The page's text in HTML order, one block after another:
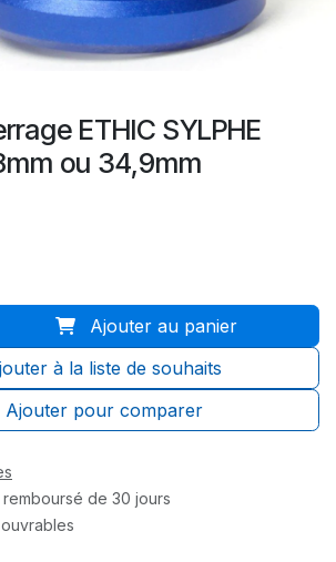
ETHIC SYLPHE
ou 34,9mm
Ajouter au panier
Ajouter pour comparer
à la liste de souhaits
de 30 jours